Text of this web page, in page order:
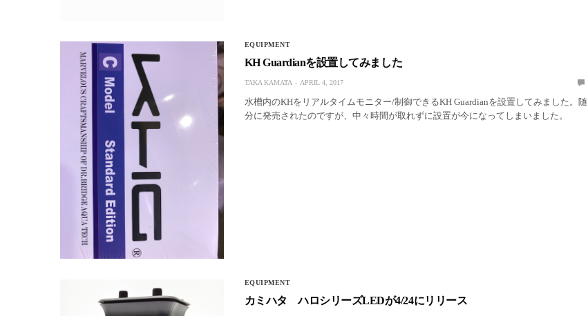
EQUIPMENT
KH Guardianを設置してみました
TAKA KAMATA APRIL 4, 2017
水槽内のKHをリアルタイムモニター/制御できるKH Guardianを設置してみました。随
分に発売されたのですが、中々時間が取れずに設置が今になってしまいました。
EQUIPMENT
カミハタ ハロシリーズLEDが4/24にリリース